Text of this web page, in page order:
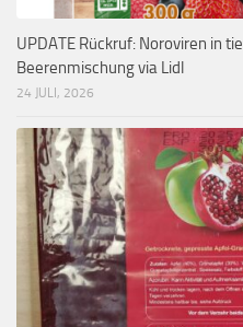
UPDATE Rückruf: Noroviren in
Beerenmischung via Lidl
24 JULI, 2026